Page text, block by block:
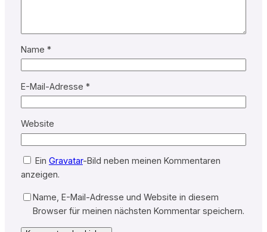
Name *
E-Mail-Adresse *
Website
Ein Gravatar-Bild neben meinen Kommentaren
anzeigen.
Name, E-Mail-Adresse und Website in diesem
Browser für meinen nächsten Kommentar speichern.